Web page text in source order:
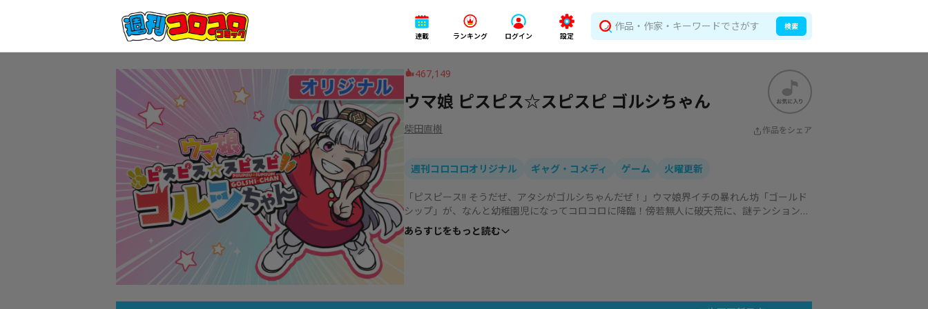
連載 ランキング ログイン 設定
検索
467,149
ウマ娘 ピスピス☆スピスピ ゴルシちゃん
柴田直樹 作品をシェア
週刊コロコロオリジナル ギャグ・コメディ ゲーム 火曜更新
「ピスピース!! そうだぜ、アタシがゴルシちゃんだぜ！」ウマ娘界イチの暴れん坊「ゴールド
シップ」が、なんと幼稚園児になってコロコロに降臨！傍若無人に破天荒に、謎テンションで
とにかく暴れ回る!! ゴールドシップが転入してきた「みどり幼稚園」にんじん組を舞台に巻き
起こる「ゴルシ旋風」に全員巻き込まれちゃってください！「面白けりゃいいだろッ！ よく
あらすじをもっと読む